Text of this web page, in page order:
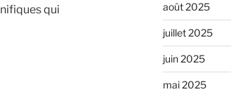
qui
août 2025
juillet 2025
juin 2025
mai 2025